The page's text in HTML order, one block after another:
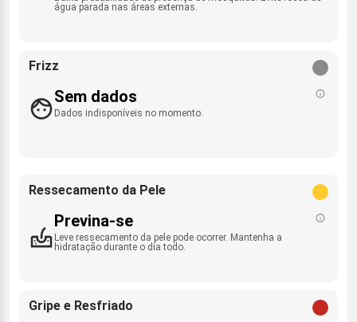
água parada nas áreas externas.
Frizz
Sem dados
Dados indisponíveis no momento.
Ressecamento da Pele
Previna-se
Leve ressecamento da pele pode ocorrer. Mantenha a
hidratação durante o dia todo.
Gripe e Resfriado